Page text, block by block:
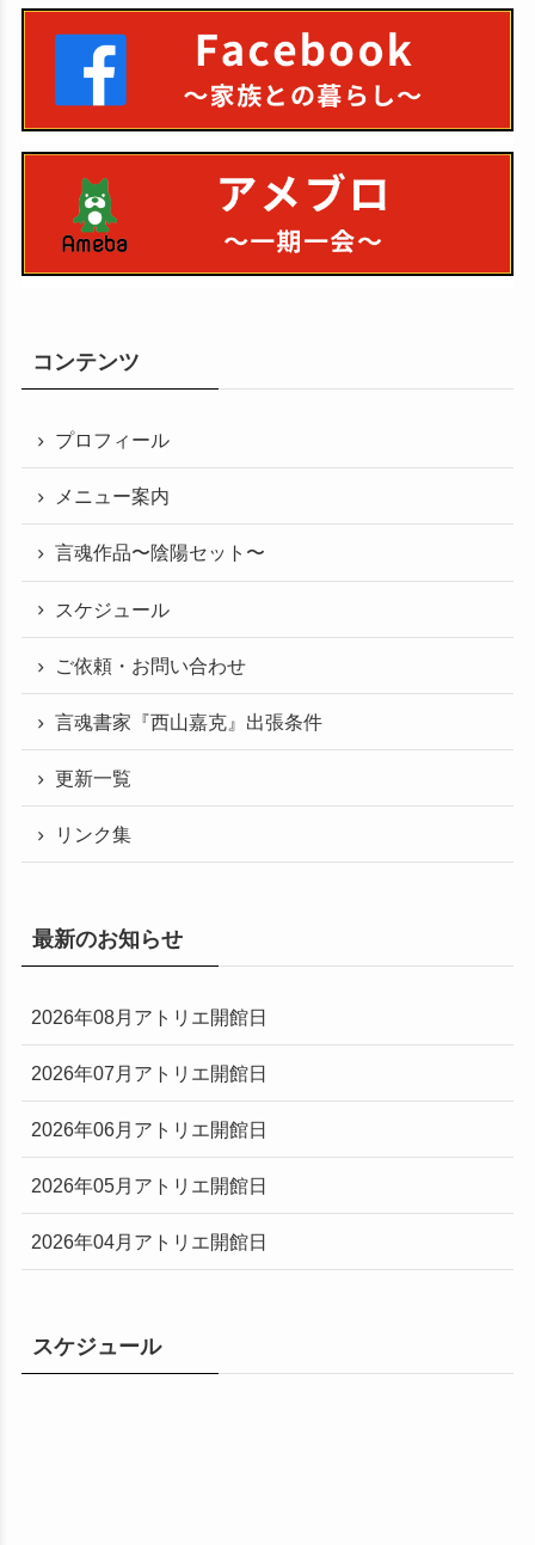
コンテンツ
プロフィール
メニュー案内
言魂作品〜陰陽セット〜
スケジュール
ご依頼・お問い合わせ
言魂書家『西山嘉克』出張条件
更新一覧
リンク集
最新のお知らせ
2026年08月アトリエ開館日
2026年07月アトリエ開館日
2026年06月アトリエ開館日
2026年05月アトリエ開館日
2026年04月アトリエ開館日
スケジュール